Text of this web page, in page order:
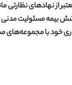
نهادهای نظارتی
بیمه مسئولیت
خود با مجموعه‌های